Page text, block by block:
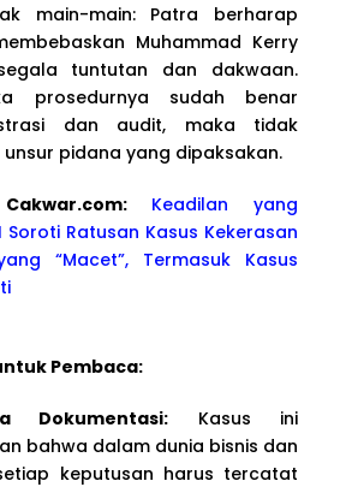
main-main: Patra berharap
Muhammad Kerry
tuntutan dan dakwaan.
prosedurnya sudah benar
dan audit, maka tidak
pidana yang dipaksakan.
r.com: Keadilan yang
Soroti Ratusan Kasus Kekerasan
“Macet”, Termasuk Kasus
Pembaca:
Dokumentasi: Kasus ini
bahwa dalam dunia bisnis dan
keputusan harus tercatat